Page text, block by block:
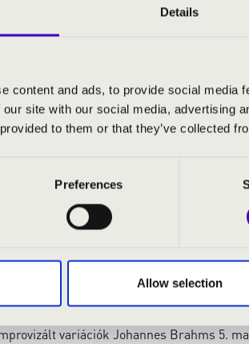
Details
content and ads, to provide social media
site with our social media, advertising
to them or that they’ve collected
Preferences
Allow selection
- hegedű
Három strófa a 24. genfi zsoltár
Vitali: g-moll Chaconne hegedűre és basso
g-moll szimfónia, op. 42 - allegro
Adagio (Pálúr János orgonaátirata)
Bach: E-dúr versenymű hegedűre
variációk Johannes Brahms 5.